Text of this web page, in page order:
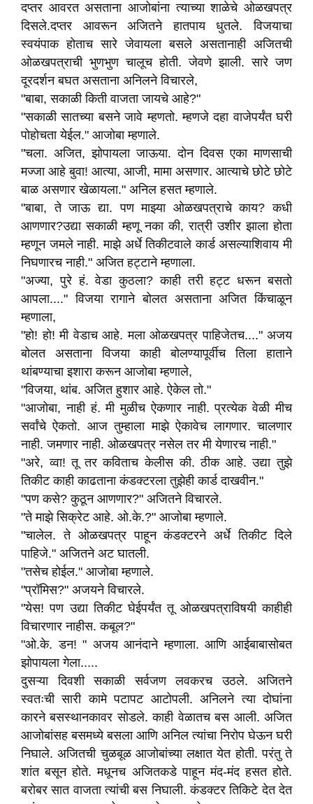
दप्तर आवरत असताना आजोबांना त्याच्या शाळेचे ओळखपत्र
दिसले.दप्तर आवरून अजितने हातपाय धुतले. विजयाचा
स्वयंपाक होताच सारे जेवायला बसले असतानाही अजितची
ओळखपत्राची भुणभुण चालूच होती. जेवणे झाली. सारे जण
दूरदर्शन बघत असताना अनिलने विचारले,
"बाबा, सकाळी किती वाजता जायचे आहे?"
"सकाळी सातच्या बसने जावे म्हणतो. म्हणजे दहा वाजेपर्यंत घरी
पोहोचता येईल." आजोबा म्हणाले.
"चला. अजित, झोपायला जाऊया. दोन दिवस एका माणसाची
मज्जा आहे बुवा! आत्या, आजी, मामा असणार. आत्याचे छोटे छोटे
बाळ असणार खेळायला." अनिल हसत म्हणाले.
"बाबा, ते जाऊ द्या. पण माझ्या ओळखपत्राचे काय? कधी
आणणार?उद्या सकाळी म्हणू नका की, रात्री उशीर झाला होता
म्हणून जमले नाही. माझे अर्धे तिकीटवाले कार्ड असल्याशिवाय मी
निघणारच नाही." अजित हट्टाने म्हणाला.
"अज्या, पुरे हं. वेडा कुठला? काही तरी हट्ट धरून बसतो
आपला...." विजया रागाने बोलत असताना अजित किंचाळून
म्हणाला,
"हो! हो! मी वेडाच आहे. मला ओळखपत्र पाहिजेतच...." अजय
बोलत असताना विजया काही बोलण्यापूर्वीच तिला हाताने
थांबण्याचा इशारा करून आजोबा म्हणाले,
"विजया, थांब. अजित हुशार आहे. ऐकेल तो."
"आजोबा, नाही हं. मी मुळीच ऐकणार नाही. प्रत्येक वेळी मीच
सर्वांचे ऐकतो. आज तुम्हाला माझे ऐकावेच लागणार. चालणार
नाही. जमणार नाही. ओळखपत्र नसेल तर मी येणारच नाही."
"अरे, व्वा! तू तर कविताच केलीस की. ठीक आहे. उद्या तुझे
तिकीट काही काढताना कंडक्टरला तुझेही कार्ड दाखवीन."
"पण कसे? कुठून आणणार?" अजितने विचारले.
"ते माझे सिक्रेट आहे. ओ.के.?" आजोबा म्हणाले.
"चालेल. ते ओळखपत्र पाहून कंडक्टरने अर्धे तिकीट दिले
पाहिजे." अजितने अट घातली.
"तसेच होईल." आजोबा म्हणाले.
"प्रॉमिस?" अजयने विचारले.
"येस! पण उद्या तिकीट घेईपर्यंत तू ओळखपत्राविषयी काहीही
विचारणार नाहीस. कबूल?"
"ओ.के. डन! " अजय आनंदाने म्हणाला. आणि आईबाबासोबत
झोपायला गेला.....
दुसऱ्या दिवशी सकाळी सर्वजण लवकरच उठले. अजितने
स्वतःची सारी कामे पटापट आटोपली. अनिलने त्या दोघांना
कारने बसस्थानकावर सोडले. काही वेळातच बस आली. अजित
आजोबांसह बसमध्ये बसला आणि अनिल त्यांचा निरोप घेऊन घरी
निघाले. अजितची चुळबूळ आजोबांच्या लक्षात येत होती. परंतु ते
शांत बसून होते. मधूनच अजितकडे पाहून मंद-मंद हसत होते.
बरोबर सात वाजता त्यांची बस निघाली. कंडक्टर तिकिटे देत देत